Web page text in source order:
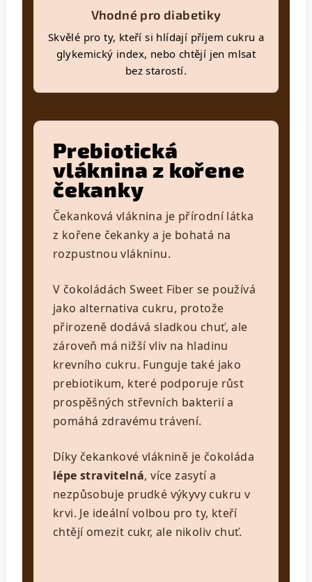
Vhodné pro diabetiky
Skvělé pro ty, kteří si hlídají příjem cukru a
glykemický index, nebo chtějí jen mlsat
bez starostí.
Prebiotická
vláknina z kořene
čekanky
Čekanková vláknina je přírodní látka
z kořene čekanky a je bohatá na
rozpustnou vlákninu.
V čokoládách Sweet Fiber se používá
jako alternativa cukru, protože
přirozeně dodává sladkou chuť, ale
zároveň má nižší vliv na hladinu
krevního cukru. Funguje také jako
prebiotikum, které podporuje růst
prospěšných střevních bakterií a
pomáhá zdravému trávení.
Díky čekankové vláknině je čokoláda
lépe stravitelná, více zasytí a
nezpůsobuje prudké výkyvy cukru v
krvi. Je ideální volbou pro ty, kteří
chtějí omezit cukr, ale nikoliv chuť.